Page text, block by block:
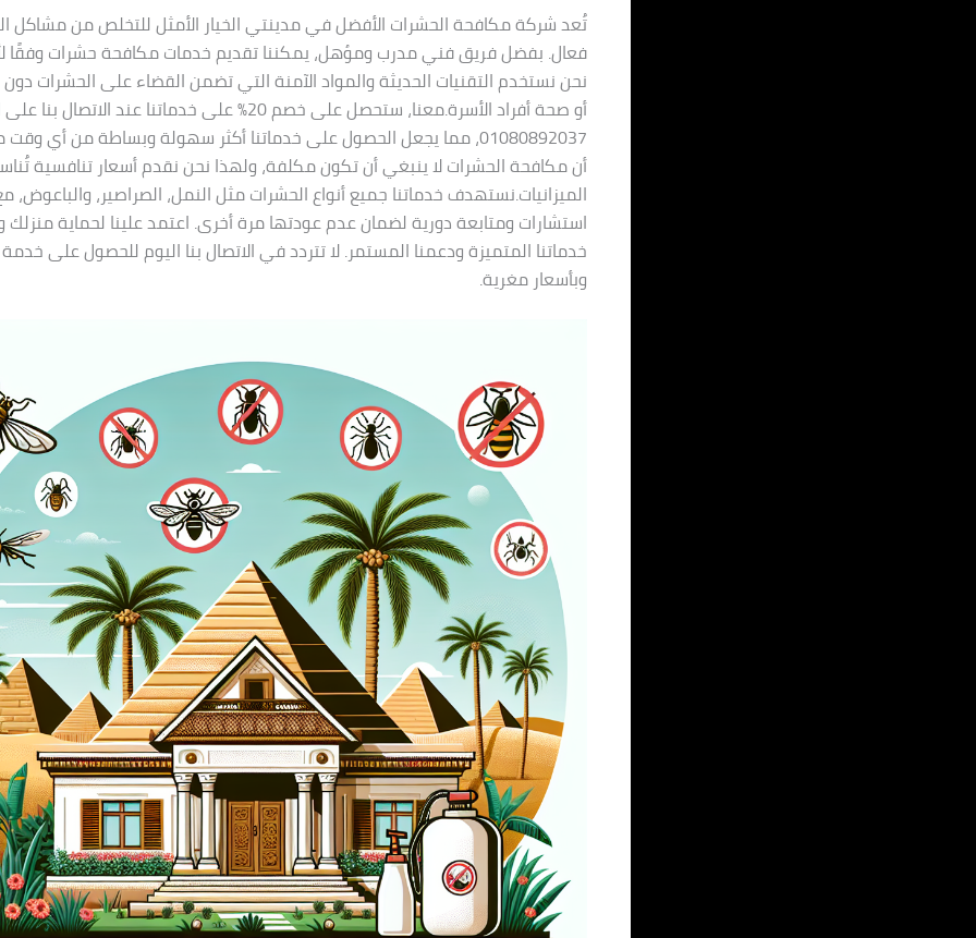
تُعد شركة مكافحة الحشرات الأفضل في مدينتي الخيار الأمثل للتخلص من مشاكل
فعال. بفضل فريق فني مدرب ومؤهل، يمكننا تقديم خدمات مكافحة حشرات وفقًا
نحن نستخدم التقنيات الحديثة والمواد الآمنة التي تضمن القضاء على الحشرات دون
أو صحة أفراد الأسرة.معنا، ستحصل على خصم 20% على خدماتنا عند الاتصال
01080892037، مما يجعل الحصول على خدماتنا أكثر سهولة وبساطة من أي
أن مكافحة الحشرات لا ينبغي أن تكون مكلفة، ولهذا نحن نقدم أسعار تنافسية
الميزانيات.نستهدف خدماتنا جميع أنواع الحشرات مثل النمل، الصراصير، والباعوض،
استشارات ومتابعة دورية لضمان عدم عودتها مرة أخرى. اعتمد علينا لحماية
خدماتنا المتميزة ودعمنا المستمر. لا تتردد في الاتصال بنا اليوم للحصول على
وبأسعار مغرية.